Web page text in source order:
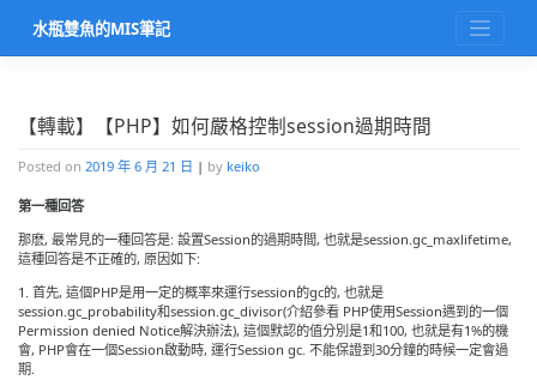
水瓶雙魚的MIS筆記
【轉載】【PHP】如何嚴格控制session過期時間
Posted on 2019 年 6 月 21 日 | by keiko
第一種回答
那麽, 最常見的一種回答是: 設置Session的過期時間, 也就是session.gc_maxlifetime,
這種回答是不正確的, 原因如下:
1. 首先, 這個PHP是用一定的概率來運行session的gc的, 也就是
session.gc_probability和session.gc_divisor(介紹參看 PHP使用Session遇到的一個
Permission denied Notice解決辦法), 這個默認的值分別是1和100, 也就是有1%的機
會, PHP會在一個Session啟動時, 運行Session gc. 不能保證到30分鐘的時候一定會過
期.